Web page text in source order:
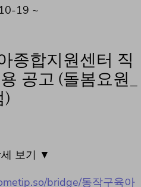
19 ~
종합지원센터 직
공고 (돌봄요원_
)
보기 ▼
bridge/동작구육아